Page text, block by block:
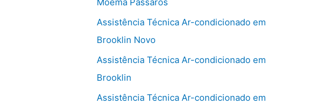
Assistência Técnica Ar-condicionado em
Brooklin Novo
Assistência Técnica Ar-condicionado em
Brooklin
Assistência Técnica Ar-condicionado em